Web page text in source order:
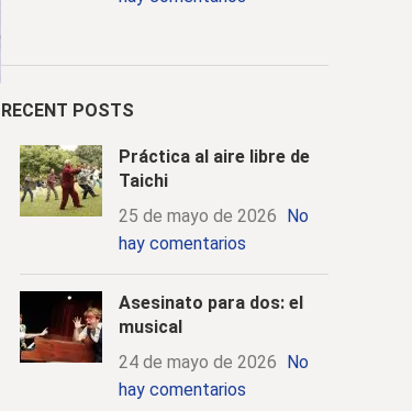
RECENT POSTS
Práctica al aire libre de
Taichi
25 de mayo de 2026 No
hay comentarios
Asesinato para dos: el
musical
24 de mayo de 2026 No
hay comentarios